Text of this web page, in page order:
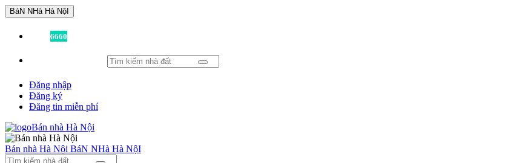
BáN NHà Hà NộI
6660
Đăng nhập
Đăng ký
Đăng tin miễn phí
Bán nhà Hà Nội BáN NHà Hà NộI